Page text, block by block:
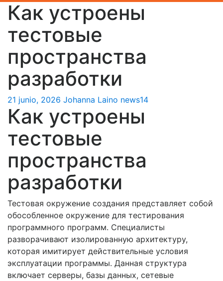
Как устроены
тестовые
пространства
разработки
21 junio, 2026 Johanna Laino news14
Как устроены
тестовые
пространства
разработки
Тестовая окружение создания представляет собой
обособленное окружение для тестирования
программного программ. Специалисты
разворачивают изолированную архитектуру,
которая имитирует действительные условия
эксплуатации программы. Данная структура
включает серверы, базы данных, сетевые